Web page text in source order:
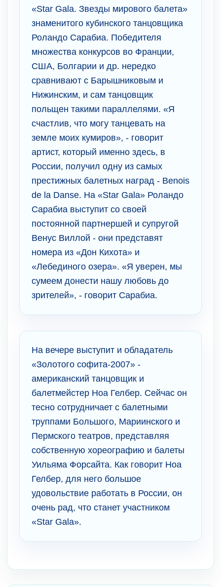
«Star Gala. Звезды мирового балета»
знаменитого кубинского танцовщика
Роландо Сарабиа. Победителя
множества конкурсов во Франции,
США, Болгарии и др. нередко
сравнивают с Барышниковым и
Нижинским, и сам танцовщик
польщен такими параллелями. «Я
счастлив, что могу танцевать на
земле моих кумиров», - говорит
артист, который именно здесь, в
России, получил одну из самых
престижных балетных наград - Benois
de la Danse. На «Star Gala» Роландо
Сарабиа выступит со своей
постоянной партнершей и супругой
Венус Виллой - они представят
номера из «Дон Кихота» и
«Лебединого озера». «Я уверен, мы
сумеем донести нашу любовь до
зрителей», - говорит Сарабиа.
На вечере выступит и обладатель
«Золотого софита-2007» -
американский танцовщик и
балетмейстер Ноа Гелбер. Сейчас он
тесно сотрудничает с балетными
труппами Большого, Мариинского и
Пермского театров, представляя
собственную хореографию и балеты
Уильяма Форсайта. Как говорит Ноа
Гелбер, для него большое
удовольствие работать в России, он
очень рад, что станет участником
«Star Gala».